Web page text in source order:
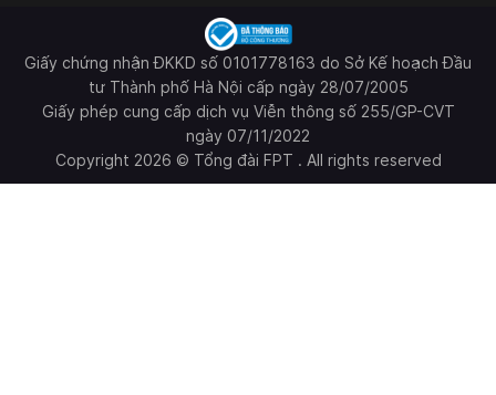
Giấy chứng nhận ĐKKD số 0101778163 do Sở Kế hoạch Đầu
tư Thành phố Hà Nội cấp ngày 28/07/2005
Giấy phép cung cấp dịch vụ Viễn thông số 255/GP-CVT
ngày 07/11/2022
Copyright 2026 © Tổng đài FPT . All rights reserved